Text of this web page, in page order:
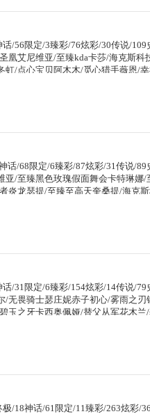
阿木木/忍龟拉莫斯/暗星萨科/深海
航员巴德
话/56限定/3臻彩/76炫彩/30传说/
凰艾尼维亚/至臻kda卡莎/海克斯
虹/点心宝贝阿木木/觅心猎手薇恩/
普/圣诞狂欢基兰/阿木木“主人不
斯/圣诞驯鹿克格莫/魄罗骑士瑟庄
雯/冠军典狱长锤石/冠军之矛卡莉丝
安娜/胜利之剑亚托克斯/胜利呛神
坊/都铎王朝图奇/钢铁之翼艾尼维
斯特/血石领主弗拉基米尔/大天使
皇艾希/鬼魂新娘莫甘娜/战地巨兽
奇/女警狙击凯特琳/陆地王者4wd布
净化薇恩/第三类接触黑默丁格/炼
/宇航员诺提勒斯/泳池派对吉格斯/
夫长贾克斯/死神卡尔萨斯/殇之机
萨科/战争血统蒙多/掠星魔刃卡萨
诅咒塔里克/穿着正装的恶魔维迦/
特/海贼魅影卡特琳娜/源计划雄心
孙悟空/v字仇杀者布兰德/至高之拳
纳/法老王朝内瑟斯/铁血猎手奈德丽
夏武士潘森/死亡领主莫德凯撒/钢
腥红之月黛安娜/血羽凤凰奎因/仲裁
话/68限定/6臻彩/87炫彩/31传说/
亚/至臻黑色玫瑰假面舞会卡特琳娜
炎龙瑟提/至臻至高天奎桑提/海克
战斗兔锐雯梦幻强袭/魔女阿卡丽虚
心游侠卢锡安/幸福女神乐芙兰/圣
人不要我了”/胡桃夹子萨科/平安夜
德拉/冰雪兽纳尔/舞会公主安妮/冠
尔/胜利巨口克格莫/胜利女神娑娜/
魂收割者索拉卡/伯爵卡萨丁/鬼影
青/女猎手希维尔/外星装甲库奇/暗
尼维亚/红桃杰克崔斯特/防暴天使
里奥/魔幻卡牌崔斯特/战地机甲厄
一大步/约德尔国队长提莫/烈焰雄
红之月崔斯特/屠龙勇士赵信/摄魂
话/31限定/6臻彩/154炫彩/14传说/
/无畏骑士瑟庄妮赤子初心/雾雨之
玉之牙卡西奥佩娅/替父从军花木兰
萝莉安妮/fnatic迦娜/暗杀星努努和
盖伦/胜利呛神卢锡安/胜利机器人
娑娜/胜利剑圣易/胜利之心布隆/南
/绅士科加斯/双重冰晶艾尼维亚/律
极/18神话/61限定/11臻彩/263炫彩/